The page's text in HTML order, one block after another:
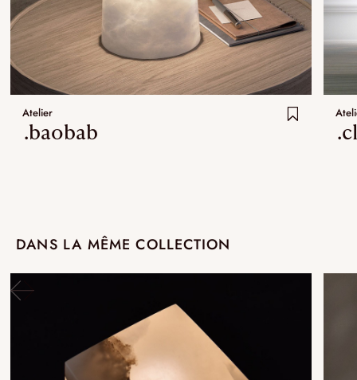
Atelier
.baobab
DANS LA MÊME COLLECTION